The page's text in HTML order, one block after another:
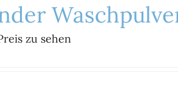
zu sehen